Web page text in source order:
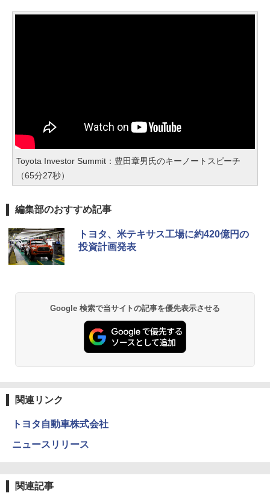
Toyota Investor Summit：豊田章男氏のキーノートスピーチ
（65分27秒）
編集部のおすすめ記事
トヨタ、米テキサス工場に約420億円の
投資計画発表
Google 検索で当サイトの記事を優先表示させる
関連リンク
トヨタ自動車株式会社
ニュースリリース
関連記事